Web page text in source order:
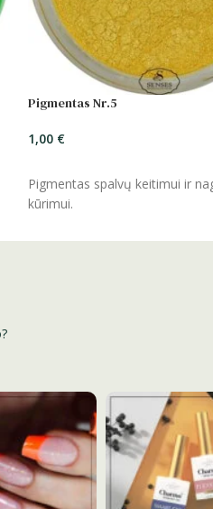
Pigmentas Nr.5
1,00 €
Pigmentas spalvų keitimui ir
kūrimui.